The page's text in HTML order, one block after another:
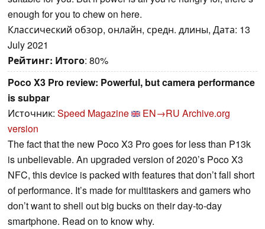
enough for you to chew on here.
Классический обзор, онлайн, средн. длины, Дата: 13
July 2021
Рейтинг: Итого: 80%
Poco X3 Pro review: Powerful, but camera performance
is subpar
Источник: Speed Magazine EN→RU Archive.org
version
The fact that the new Poco X3 Pro goes for less than P13k
is unbelievable. An upgraded version of 2020’s Poco X3
NFC, this device is packed with features that don’t fall short
of performance. It’s made for multitaskers and gamers who
don’t want to shell out big bucks on their day-to-day
smartphone. Read on to know why.